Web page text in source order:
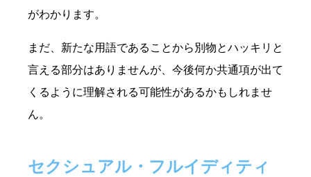
がわかります。
まだ、新たな用語であることから別物とハッキリと
言える部分はありませんが、今後何か共通項が出て
くるように理解される可能性があるかもしれませ
ん。
セクシュアル・フルイディティ